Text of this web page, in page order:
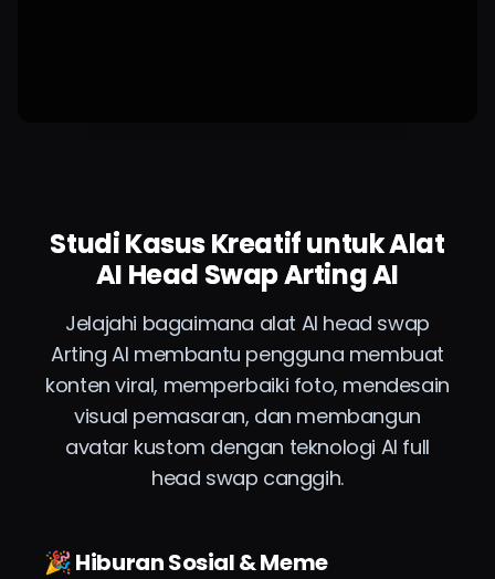
Studi Kasus Kreatif untuk Alat
AI Head Swap Arting AI
Jelajahi bagaimana alat AI head swap
Arting AI membantu pengguna membuat
konten viral, memperbaiki foto, mendesain
visual pemasaran, dan membangun
avatar kustom dengan teknologi AI full
head swap canggih.
🎉 Hiburan Sosial & Meme